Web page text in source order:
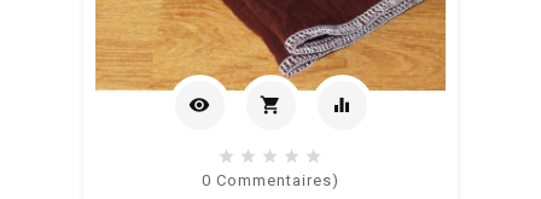
visibility shopping_cart
Ajouter
equalizer
0 Commentaires)